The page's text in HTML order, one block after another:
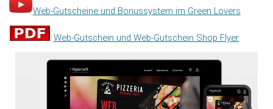
Web-Gutscheine und Bonussystem im Green Lovers
Web-Gutschein und Web-Gutschein Shop Flyer